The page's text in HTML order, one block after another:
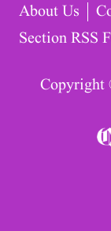
About Us
Section RSS
Copyright